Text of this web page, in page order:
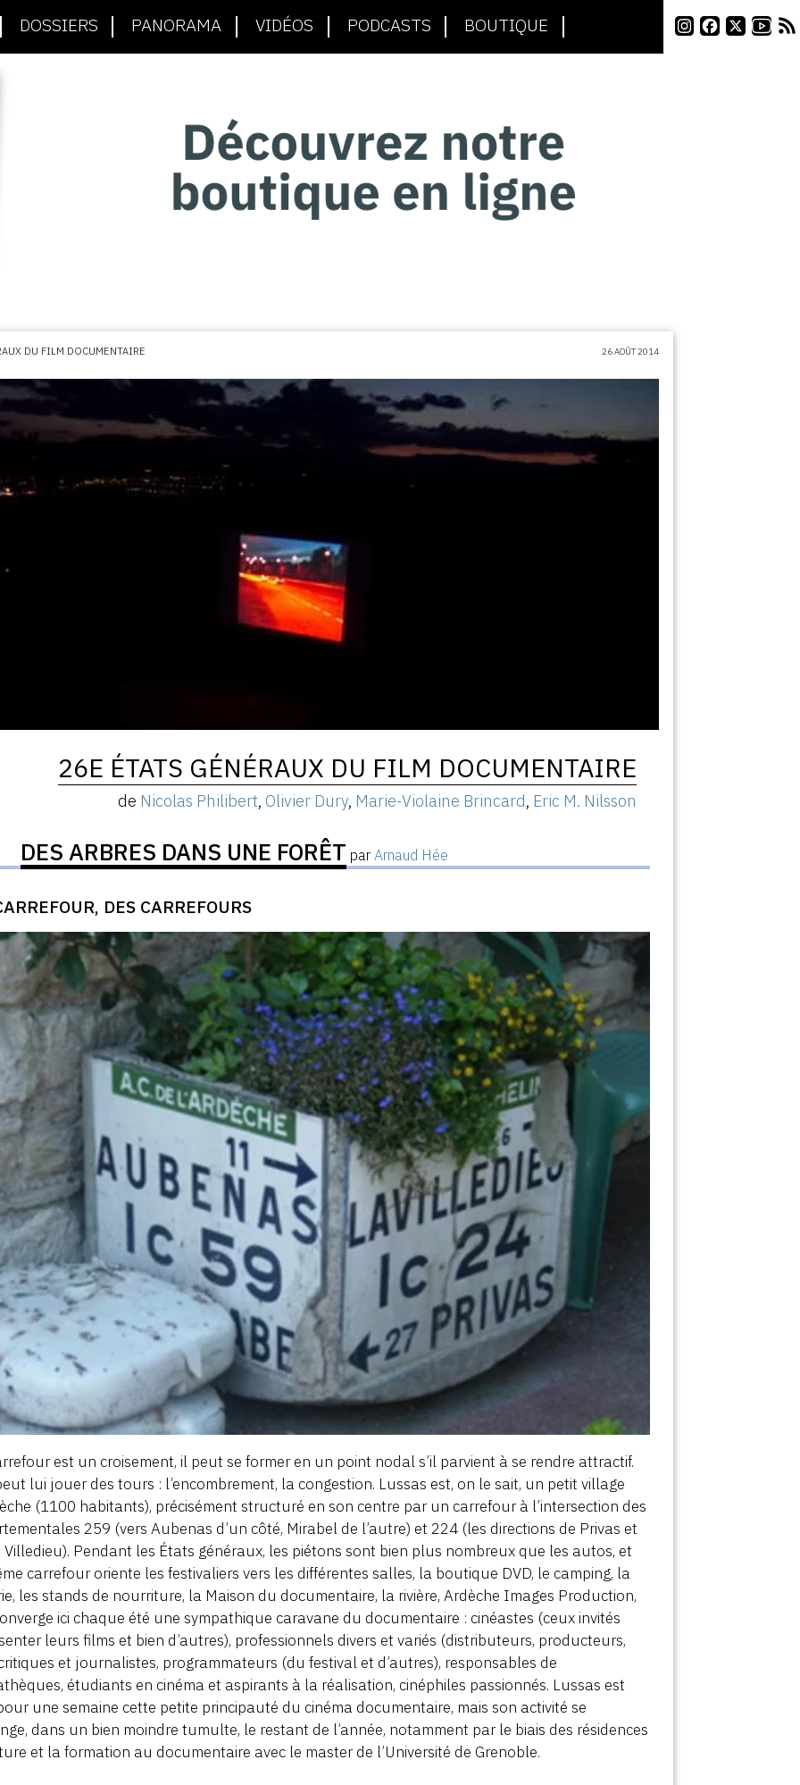
DOSSIERS PANORAMA VIDÉOS PODCASTS BOUTIQUE
DU FILM DOCUMENTAIRE 26 AOÛT 2014
26E ÉTATS GÉNÉRAUX DU FILM DOCUMENTAIRE
de Nicolas Philibert, Olivier Dury, Marie-Violaine Brincard, Eric M. Nilsson
DES ARBRES DANS UNE FORÊT par Arnaud Hée
DES CARREFOURS
est un croisement, il peut se former en un point nodal s’il parvient à se rendre attractif.
lui jouer des tours : l’encombrement, la congestion. Lussas est, on le sait, un petit village
(1100 habitants), précisément structuré en son centre par un carrefour à l’intersection des
259 (vers Aubenas d’un côté, Mirabel de l’autre) et 224 (les directions de Privas et
Villedieu). Pendant les États généraux, les piétons sont bien plus nombreux que les autos, et
carrefour oriente les festivaliers vers les différentes salles, la boutique DVD, le camping, la
les stands de nourriture, la Maison du documentaire, la rivière, Ardèche Images Production,
ici chaque été une sympathique caravane du documentaire : cinéastes (ceux invités
leurs films et bien d’autres), professionnels divers et variés (distributeurs, producteurs,
et journalistes, programmateurs (du festival et d’autres), responsables de
étudiants en cinéma et aspirants à la réalisation, cinéphiles passionnés. Lussas est
une semaine cette petite principauté du cinéma documentaire, mais son activité se
dans un bien moindre tumulte, le restant de l’année, notamment par le biais des résidences
et la formation au documentaire avec le master de l’Université de Grenoble.